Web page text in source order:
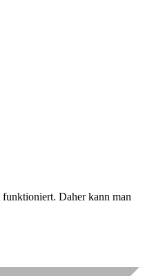
Daher kann man